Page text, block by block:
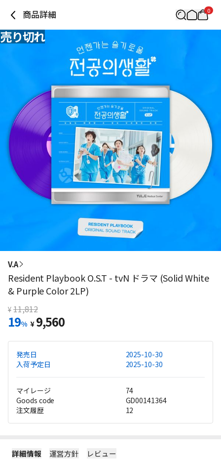
商品詳細 0
売り切れ
V.A
Resident Playbook O.S.T - tvN ドラマ (Solid White
& Purple Color 2LP)
¥ 11,812
19% ¥ 9,560
発売日
2025-10-30
入荷予定日
2025-10-30
マイレージ
74
Goods code
GD00141364
注文履歴
12
詳細情報 運営方針 レビュー